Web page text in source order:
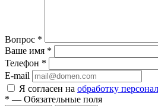
Вопрос *
Ваше имя *
Телефон *
E-mail
Я согласен на обработку
* — Обязательные поля